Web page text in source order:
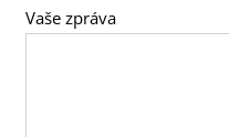
Vaše zpráva